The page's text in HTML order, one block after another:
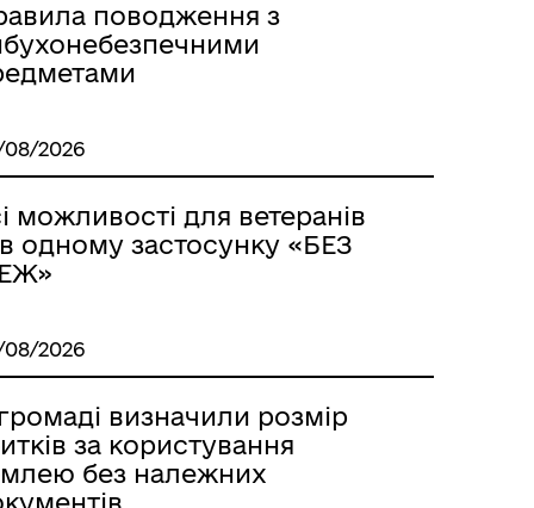
поводження з
2026
можливості для ветеранів
одному застосунку «БЕЗ
2026
визначили розмір
за користування
без належних